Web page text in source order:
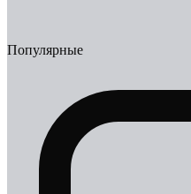
Популярные